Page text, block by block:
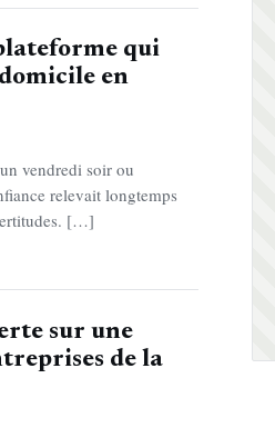
qui
en
vendredi soir ou
relevait longtemps
[…]
sur une
de la